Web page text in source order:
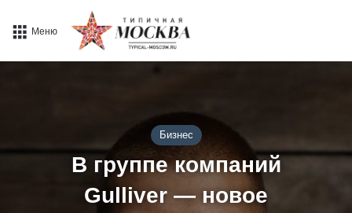
Меню
Бизнес
В группе компаний
Gulliver — новое